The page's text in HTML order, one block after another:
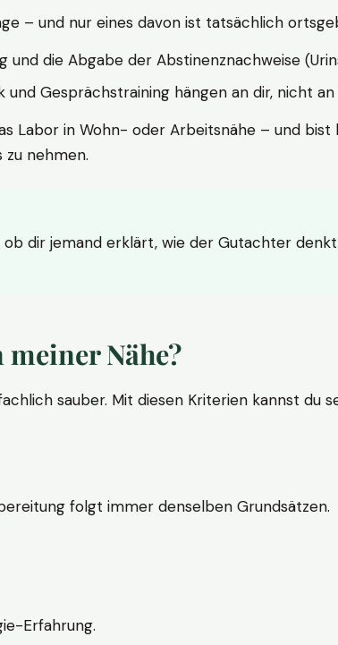
– und nur eines davon ist tatsächlich
die Abgabe der Abstinenznachweise
Gesprächstraining hängen an dir, nicht an
Labor in Wohn- oder Arbeitsnähe – und
nehmen.
dir jemand erklärt, wie der Gutachter
Nähe?
sauber. Mit diesen Kriterien kannst du
folgt immer denselben Grundsätzen.
Erfahrung.